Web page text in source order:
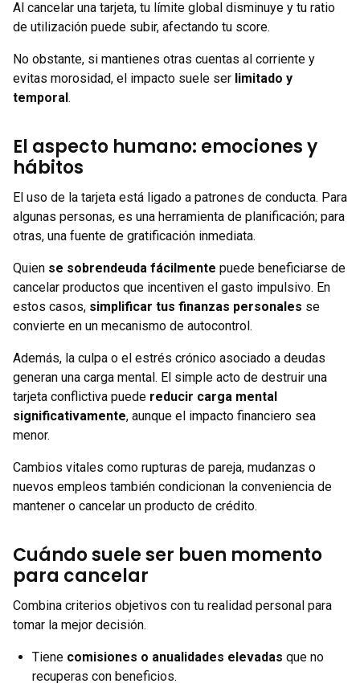
Al cancelar una tarjeta, tu límite global disminuye y tu ratio
de utilización puede subir, afectando tu score.
No obstante, si mantienes otras cuentas al corriente y
evitas morosidad, el impacto suele ser limitado y
temporal.
El aspecto humano: emociones y
hábitos
El uso de la tarjeta está ligado a patrones de conducta. Para
algunas personas, es una herramienta de planificación; para
otras, una fuente de gratificación inmediata.
Quien se sobrendeuda fácilmente puede beneficiarse de
cancelar productos que incentiven el gasto impulsivo. En
estos casos, simplificar tus finanzas personales se
convierte en un mecanismo de autocontrol.
Además, la culpa o el estrés crónico asociado a deudas
generan una carga mental. El simple acto de destruir una
tarjeta conflictiva puede reducir carga mental
significativamente, aunque el impacto financiero sea
menor.
Cambios vitales como rupturas de pareja, mudanzas o
nuevos empleos también condicionan la conveniencia de
mantener o cancelar un producto de crédito.
Cuándo suele ser buen momento
para cancelar
Combina criterios objetivos con tu realidad personal para
tomar la mejor decisión.
Tiene comisiones o anualidades elevadas que no
recuperas con beneficios.